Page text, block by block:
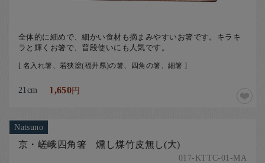
全体的に細めで、細かい食材も摘まみやすいお箸です。キラキ
ラと輝くお箸で、普段使いにも人気です。
[ 名入れ箸、若狭塗(福井県)の箸、四角の箸、細箸 ]
21cm 1,650円
Natsuno
京・嵯峨四角箸 燻し煤竹皮無し(大)
017-KTTC-01-MA